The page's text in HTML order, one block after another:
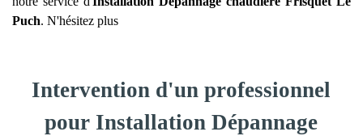
Puch. N'hésitez plus
Intervention d'un professionnel
pour Installation Dépannage